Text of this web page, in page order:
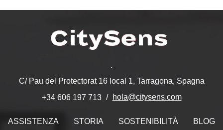
.
C/ Pau del Protectorat 16 local 1, Tarragona, Spagna
+34 606 197 713
hola@citysens.com
ASSISTENZA STORIA SOSTENIBILITÀ BLOG